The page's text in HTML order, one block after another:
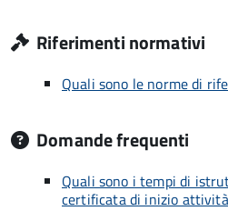
Riferimenti normativi
Quali sono le norme di
Domande frequenti
Quali sono i tempi di
certificata di inizio attività